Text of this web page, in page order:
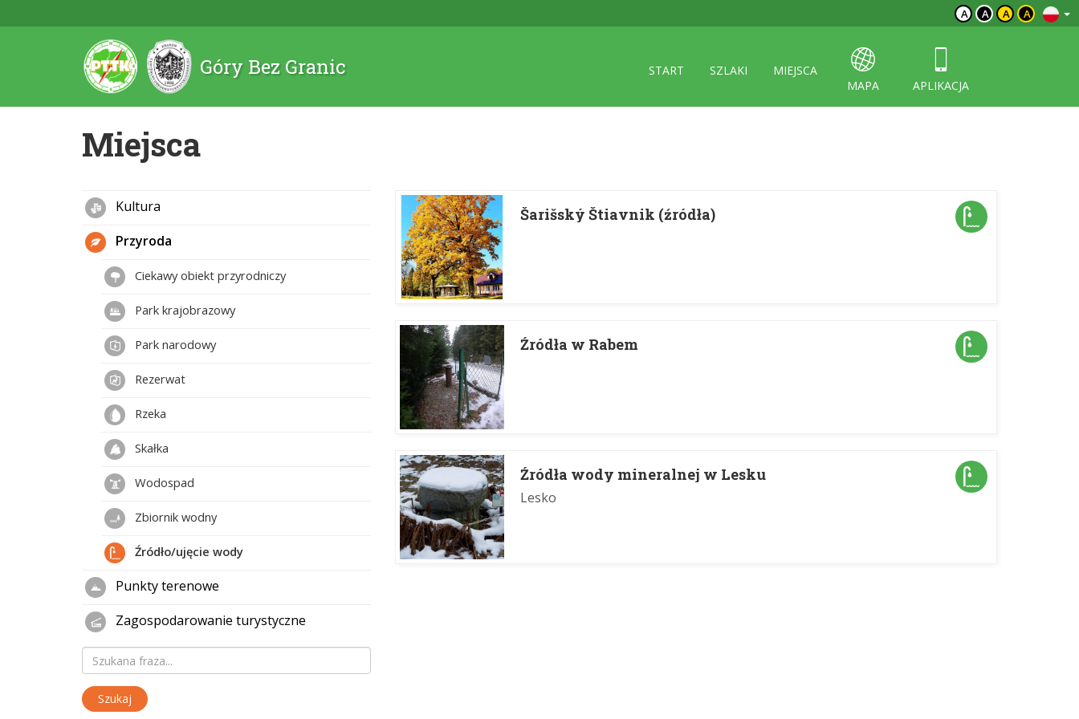
A A A A
Góry Bez Granic START SZLAKI
MIEJSCA
MAPA
APLIKACJA
Miejsca
Šarišský Štiavnik (źródła)
Źródła w Rabem
Źródła wody mineralnej w Lesku
Lesko
Kultura
Przyroda
Ciekawy obiekt przyrodniczy
Park krajobrazowy
Park narodowy
Rezerwat
Rzeka
Skałka
Wodospad
Zbiornik wodny
Źródło/ujęcie wody
Punkty terenowe
Zagospodarowanie turystyczne